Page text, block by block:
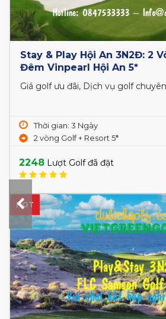
Stay & Play Hội An 3N2Đ: 2
Đêm Vinpearl Hội An 5*
Giá golf ưu đãi, Dịch vụ golf
Thời gian: 3 Ngày
2 vòng Golf + Resort 5*
2248 Lượt Golf đã đặt
HOT